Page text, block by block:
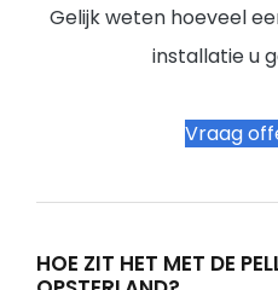
Gelijk weten hoeveel
installatie u
Vraag
HOE ZIT HET MET DE